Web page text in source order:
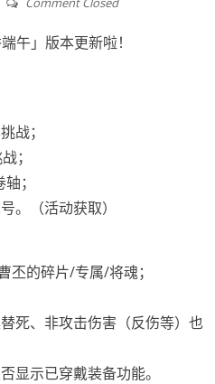
午」版本更新啦！
战；
；
；
。（活动获取）
丕的碎片/专属/将魂；
死、非攻击伤害（反伤等）也
显示已穿戴装备功能。